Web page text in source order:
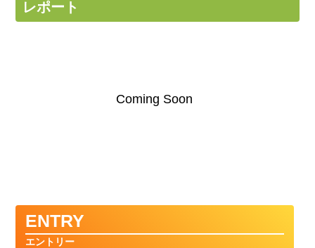
レポート
Coming Soon
ENTRY
エントリー